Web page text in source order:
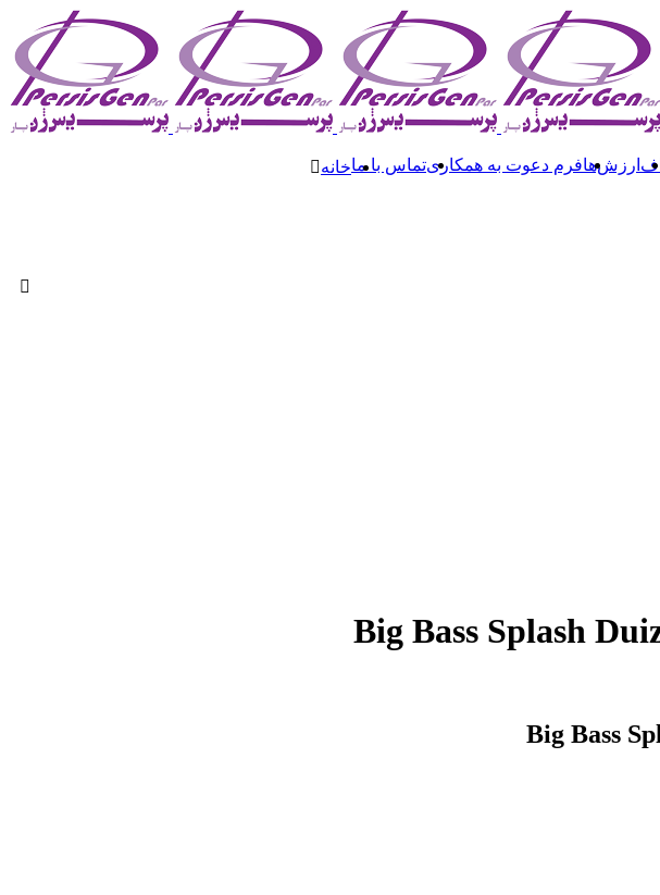
ارزش‌هافرم دعوت به همکاریتماس با ماخانه
Big Bass Splash